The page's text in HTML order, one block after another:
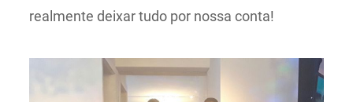
realmente deixar tudo por nossa conta!